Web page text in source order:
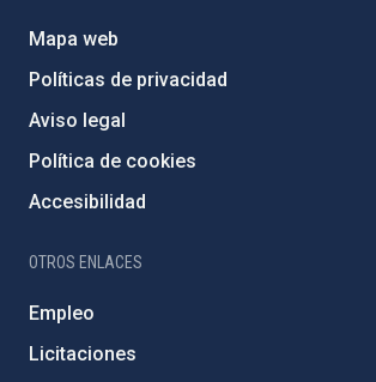
Mapa web
Políticas de privacidad
Aviso legal
Política de cookies
Accesibilidad
OTROS ENLACES
Empleo
Licitaciones